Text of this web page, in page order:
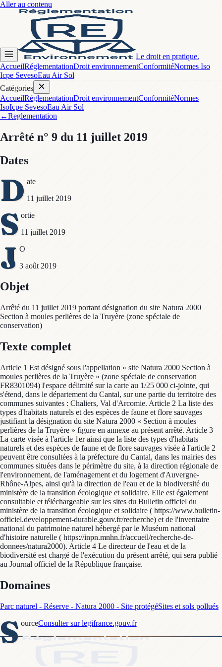
Aller au contenu
Le droit en pratique.
AccueilRéglementationDroit environnementConformitéNormes Iso
Icpe SevesoEau Air Sol
Catégories
AccueilRéglementationDroit environnementConformitéNormes
IsoIcpe SevesoEau Air Sol
←Reglementation
Arrêté n° 9 du 11 juillet 2019
Dates
D ate
11 juillet 2019
S ortie
11 juillet 2019
J O
3 août 2019
Objet
Arrêté du 11 juillet 2019 portant désignation du site Natura 2000
Section à moules perlières de la Truyère (zone spéciale de
conservation)
Texte complet
Article 1 Est désigné sous l'appellation « site Natura 2000 Section à
moules perlières de la Truyère » (zone spéciale de conservation
FR8301094) l'espace délimité sur la carte au 1/25 000 ci-jointe, qui
s'étend, dans le département du Cantal, sur une partie du territoire des
communes suivantes : Chaliers, Val d'Arcomie. Article 2 La liste des
types d'habitats naturels et des espèces de faune et flore sauvages
justifiant la désignation du site Natura 2000 « Section à moules
perlières de la Truyère » figure en annexe au présent arrêté. Article 3
La carte visée à l'article 1er ainsi que la liste des types d'habitats
naturels et des espèces de faune et de flore sauvages visée à l'article 2
peuvent être consultées à la préfecture du Cantal, dans les mairies des
communes situées dans le périmètre du site, à la direction régionale de
l'environnement, de l'aménagement et du logement d'Auvergne-
Rhône-Alpes, ainsi qu'à la direction de l'eau et de la biodiversité du
ministère de la transition écologique et solidaire. Elle est également
consultable et téléchargeable sur les sites du Bulletin officiel du
ministère de la transition écologique et solidaire ( https://www.bulletin-
officiel.developpement-durable.gouv.fr/recherche) et de l'inventaire
national du patrimoine naturel hébergé par le Muséum national
d'histoire naturelle ( https://inpn.mnhn.fr/accueil/recherche-de-
donnees/natura2000). Article 4 Le directeur de l'eau et de la
biodiversité est chargé de l'exécution du présent arrêté, qui sera publié
au Journal officiel de la République française.
Domaines
Parc naturel - Réserve - Natura 2000 - Site protégéSites et sols pollués
S ourceConsulter sur legifrance.gouv.fr